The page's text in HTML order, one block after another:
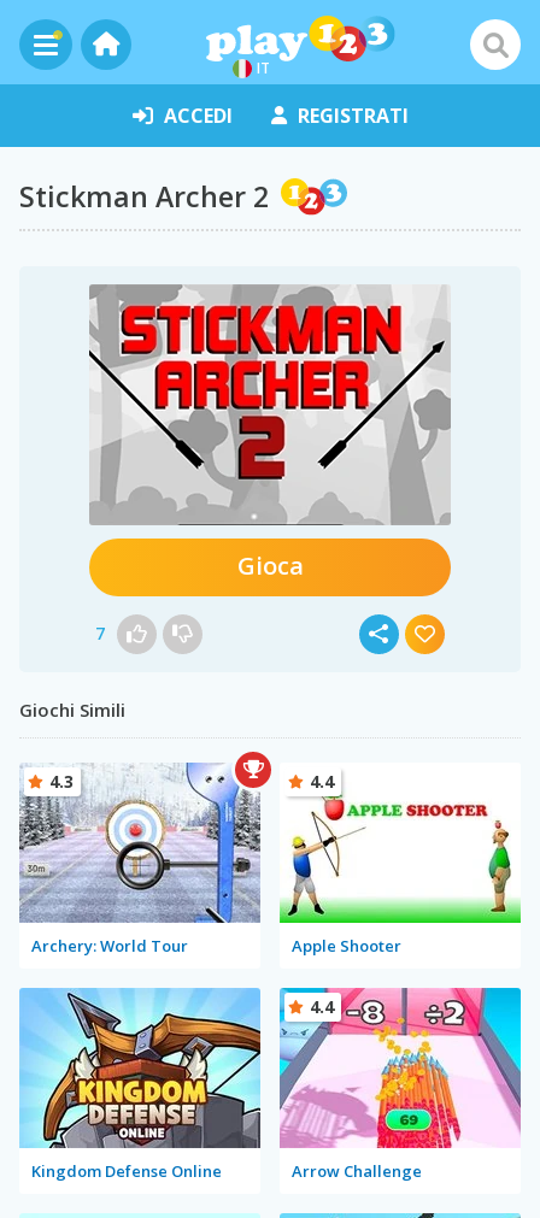
IT
ACCEDI REGISTRATI
Stickman Archer 2
Gioca
7
Giochi Simili
Archery: World Tour
4.3
Apple Shooter
4.4
Kingdom Defense Online Arrow Challenge
4.4